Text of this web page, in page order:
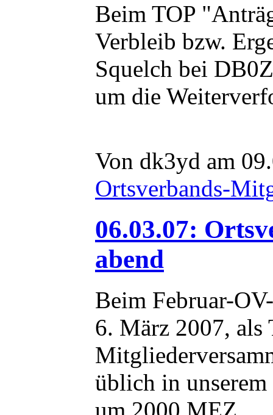
Beim TOP
Verbleib bzw.
Squelch bei
um die
Von dk3yd am
Ortsverbands-
06.03.07:
abend
Beim Februar-
6. März 2007, als
üblich in